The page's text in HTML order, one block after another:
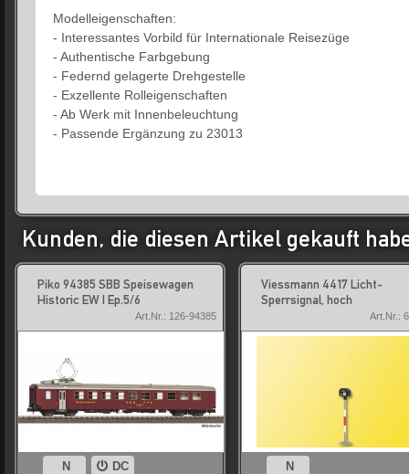
Modelleigenschaften:
- Interessantes Vorbild für Internationale Reisezüge
- Authentische Farbgebung
- Federnd gelagerte Drehgestelle
- Exzellente Rolleigenschaften
- Ab Werk mit Innenbeleuchtung
- Passende Ergänzung zu 23013
Kunden, die diesen Artikel gekauft
Piko 94385 SBB Speisewagen
Historic EW I Ep.5/6
Art.Nr.: 126-94385
N DC
Viessmann 4417 Licht-
Sperrsignal, hoch
Art.Nr.:
N